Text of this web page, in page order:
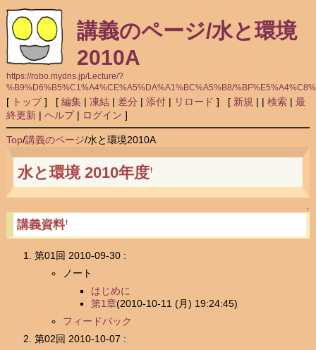
講義のページ/水と環境
2010A
https://robo.mydns.jp/Lecture/?
%B9%D6%B5%C1%A4%CE%A5%DA%A1%BC%A5%B8/
[ トップ] [ 編集| 凍結 | 差分 | 添付| リロード ] [ 新規 | | 検索| 最
終更新| ヘルプ| ログイン ]
Top/講義のページ/水と環境2010A
水と環境 2010年度†
↑
講義資料†
第01回 2010-09-30 :
ノート
はじめに
第1章(2010-10-11 (月) 19:24:45)
フィードバック
第02回 2010-10-07 :